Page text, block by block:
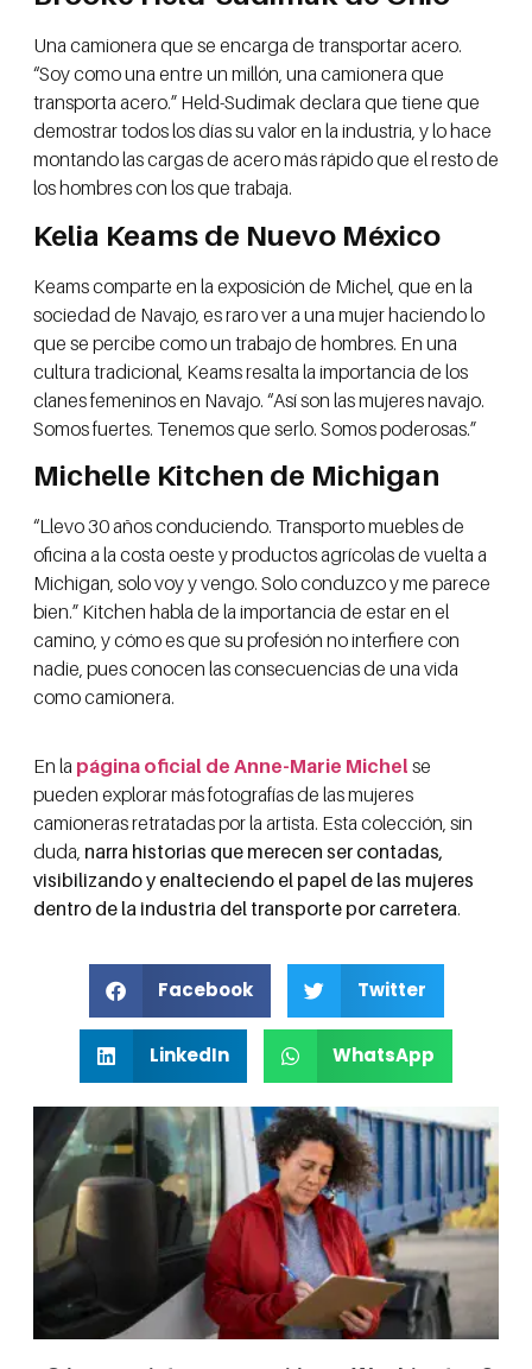
Una camionera que se encarga de transportar acero.
“Soy como una entre un millón, una camionera que
transporta acero.” Held-Sudimak declara que tiene que
demostrar todos los días su valor en la industria, y lo hace
montando las cargas de acero más rápido que el resto de
los hombres con los que trabaja.
Kelia Keams de Nuevo México
Keams comparte en la exposición de Michel, que en la
sociedad de Navajo, es raro ver a una mujer haciendo lo
que se percibe como un trabajo de hombres. En una
cultura tradicional, Keams resalta la importancia de los
clanes femeninos en Navajo. “Así son las mujeres navajo.
Somos fuertes. Tenemos que serlo. Somos poderosas.”
Michelle Kitchen de Michigan
“Llevo 30 años conduciendo. Transporto muebles de
oficina a la costa oeste y productos agrícolas de vuelta a
Michigan, solo voy y vengo. Solo conduzco y me parece
bien.” Kitchen habla de la importancia de estar en el
camino, y cómo es que su profesión no interfiere con
nadie, pues conocen las consecuencias de una vida
como camionera.
En la página oficial de Anne-Marie Michel se
pueden explorar más fotografías de las mujeres
camioneras retratadas por la artista. Esta colección, sin
duda, narra historias que merecen ser contadas,
visibilizando y enalteciendo el papel de las mujeres
dentro de la industria del transporte por carretera.
Facebook Twitter
LinkedIn WhatsApp